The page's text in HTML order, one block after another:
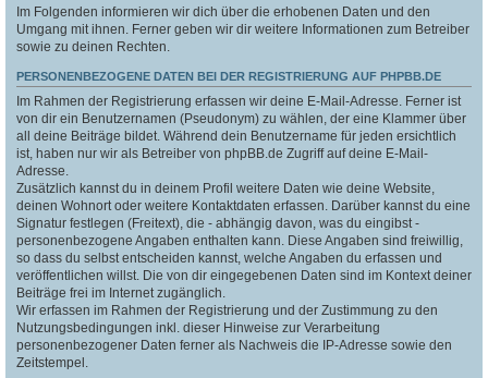
Im Folgenden informieren wir dich über die erhobenen Daten und den
Umgang mit ihnen. Ferner geben wir dir weitere Informationen zum Betreiber
sowie zu deinen Rechten.
PERSONENBEZOGENE DATEN BEI DER REGISTRIERUNG AUF PHPBB.DE
Im Rahmen der Registrierung erfassen wir deine E-Mail-Adresse. Ferner ist
von dir ein Benutzernamen (Pseudonym) zu wählen, der eine Klammer über
all deine Beiträge bildet. Während dein Benutzername für jeden ersichtlich
ist, haben nur wir als Betreiber von phpBB.de Zugriff auf deine E-Mail-
Adresse.
Zusätzlich kannst du in deinem Profil weitere Daten wie deine Website,
deinen Wohnort oder weitere Kontaktdaten erfassen. Darüber kannst du eine
Signatur festlegen (Freitext), die - abhängig davon, was du eingibst -
personenbezogene Angaben enthalten kann. Diese Angaben sind freiwillig,
so dass du selbst entscheiden kannst, welche Angaben du erfassen und
veröffentlichen willst. Die von dir eingegebenen Daten sind im Kontext deiner
Beiträge frei im Internet zugänglich.
Wir erfassen im Rahmen der Registrierung und der Zustimmung zu den
Nutzungsbedingungen inkl. dieser Hinweise zur Verarbeitung
personenbezogener Daten ferner als Nachweis die IP-Adresse sowie den
Zeitstempel.